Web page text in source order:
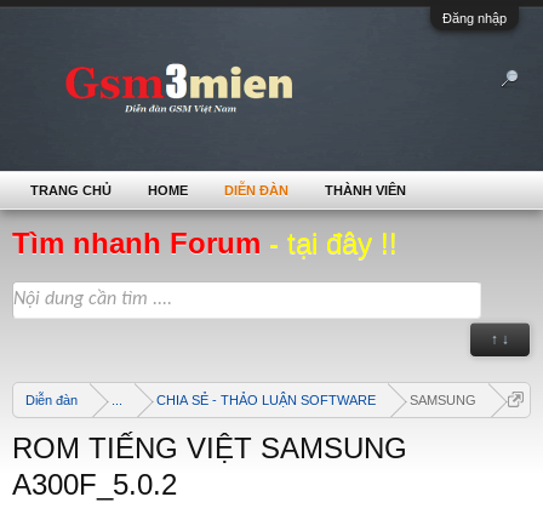
Đăng nhập
Tìm nhanh Forum - tại đây !!
↑ ↓
Diễn đàn CHIA SẺ - THẢO LUẬN SOFTWARE SAMSUNG
ROM TIẾNG VIỆT SAMSUNG
A300F_5.0.2
TRANG CHỦ HOME DIỄN ĐÀN THÀNH VIÊN